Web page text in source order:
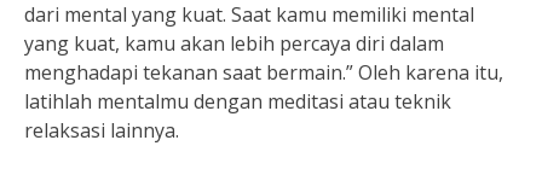
dari mental yang kuat. Saat kamu memiliki mental
yang kuat, kamu akan lebih percaya diri dalam
menghadapi tekanan saat bermain.” Oleh karena itu,
latihlah mentalmu dengan meditasi atau teknik
relaksasi lainnya.